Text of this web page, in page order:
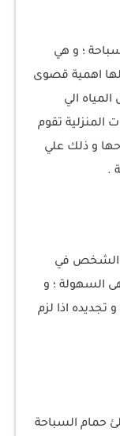
؛ و هي
اهمية قصوى
الي
تقوم
و ذلك علي
.
الشخص في
السهولة ؛ و
اذا لزم
حمام السباحة